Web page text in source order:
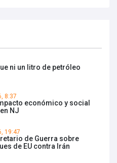
ni un litro de petróleo
8:37
económico y social
NJ
19:47
de Guerra sobre
de EU contra Irán